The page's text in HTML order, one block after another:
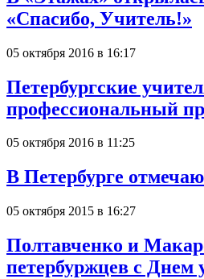
«Спасибо, Учитель!»
05 октября 2016 в 16:17
Петербургские
профессиональный
05 октября 2016 в 11:25
В Петербурге
05 октября 2015 в 16:27
Полтавченко и
петербуржцев с Днем